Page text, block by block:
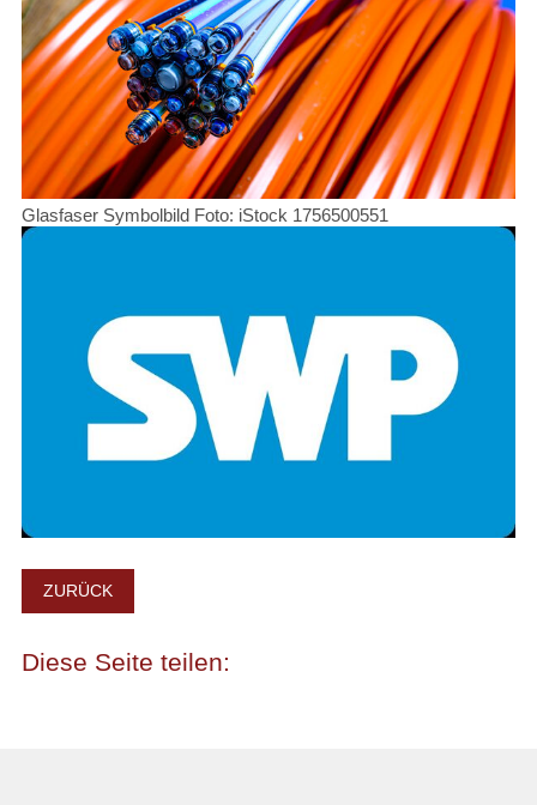
Glasfaser Symbolbild Foto: iStock 1756500551
ZURÜCK